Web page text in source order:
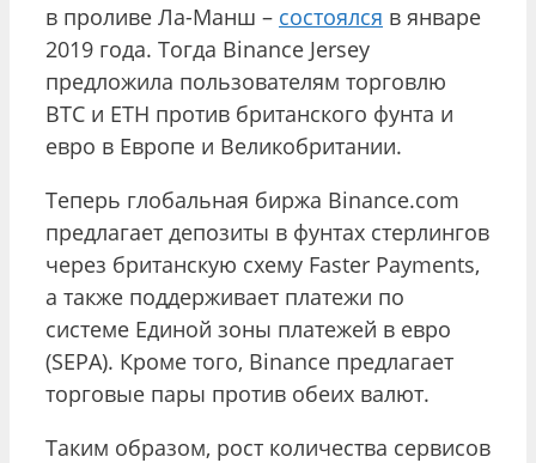
в проливе Ла-Манш – состоялся в январе
2019 года. Тогда Binance Jersey
предложила пользователям торговлю
BTC и ETH против британского фунта и
евро в Европе и Великобритании.
Теперь глобальная биржа Binance.com
предлагает депозиты в фунтах стерлингов
через британскую схему Faster Payments,
а также поддерживает платежи по
системе Единой зоны платежей в евро
(SEPA). Кроме того, Binance предлагает
торговые пары против обеих валют.
Таким образом, рост количества сервисов